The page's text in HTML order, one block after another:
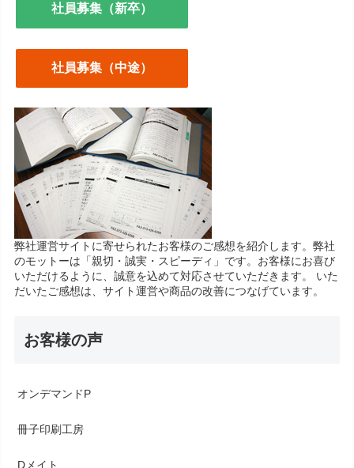
社員募集（新卒）
社員募集（中途）
弊社運営サイトに寄せられたお客様のご感想を紹介します。弊社
のモットーは「親切・誠実・スピーディ」です。お客様にお喜び
いただけるように、誠意を込めて対応させていただきます。 いた
だいたご感想は、サイト運営や商品の改善につなげています。
お客様の声
オンデマンドP
冊子印刷工房
Dメイト